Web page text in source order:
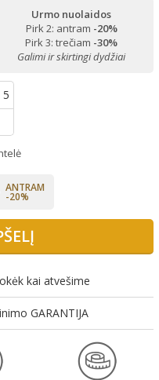
Urmo nuolaidos
Pirk 2: antram -20%
Pirk 3: trečiam -30%
Galimi ir skirtingi dydžiai
5
ANTRAM
-20%
kai atvešime
GARANTIJA